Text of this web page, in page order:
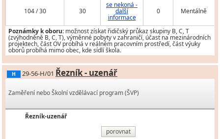
104 / 30 30
se nekoná -
další
informace
0 Mentálně
Poznámky k oboru: možnost získat řidičský průkaz skupiny B, C, T
(zvýhodněně B, C, T), výměnné pobyty v zahraničí, účast na mezinárodních
projektech, část OV probíhá v reálném pracovním prostředí, část výuky
oborů probíhá mimo obec, kde sídlí škola.
H 29-56-H/01 Řezník - uzenář
Zaměření nebo Školní vzdělávací program (ŠVP)
Řezník-uzenář
porovnat